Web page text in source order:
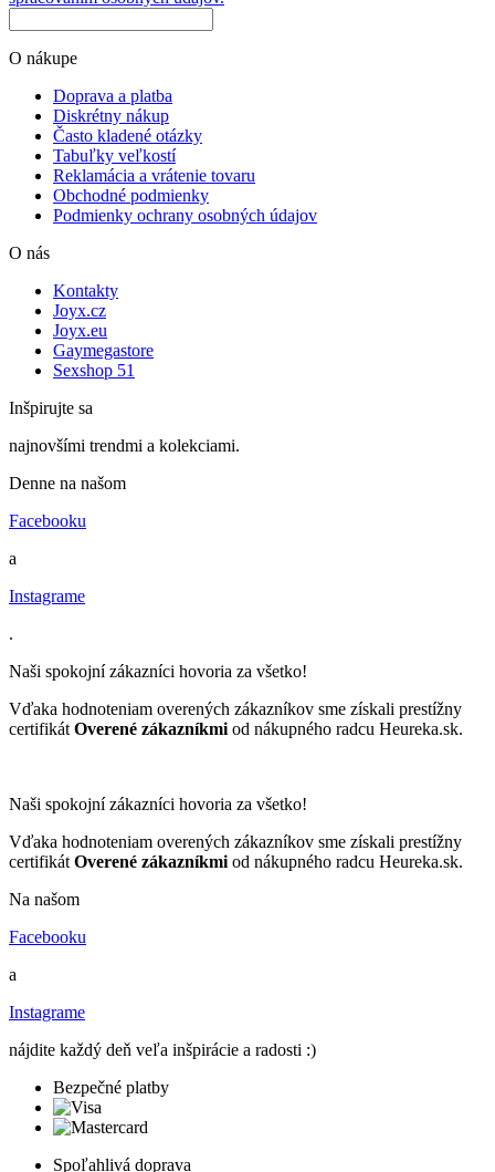
O nákupe
Doprava a platba
Diskrétny nákup
Často kladené otázky
Tabuľky veľkostí
Reklamácia a vrátenie tovaru
Obchodné podmienky
Podmienky ochrany osobných údajov
O nás
Kontakty
Joyx.cz
Joyx.eu
Gaymegastore
Sexshop 51
Inšpirujte sa
najnovšími trendmi a kolekciami.
Denne na našom
Facebooku
a
Instagrame
.
Naši spokojní zákazníci hovoria za všetko!
Vďaka hodnoteniam overených zákazníkov sme získali prestížny
certifikát Overené zákazníkmi od nákupného radcu Heureka.sk.
Naši spokojní zákazníci hovoria za všetko!
Vďaka hodnoteniam overených zákazníkov sme získali prestížny
certifikát Overené zákazníkmi od nákupného radcu Heureka.sk.
Na našom
Facebooku
a
Instagrame
nájdite každý deň veľa inšpirácie a radosti :)
Bezpečné platby
Spoľahlivá doprava